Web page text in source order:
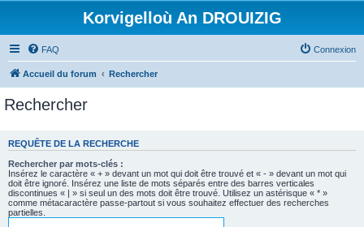
Korvigelloù An DROUIZIG
FAQ Connexion
Accueil du forum Rechercher
Rechercher
REQUÊTE DE LA RECHERCHE
Rechercher par mots-clés :
Insérez le caractère « + » devant un mot qui doit être trouvé et « - » devant un mot qui
doit être ignoré. Insérez une liste de mots séparés entre des barres verticales
discontinues « | » si seul un des mots doit être trouvé. Utilisez un astérisque « * »
comme métacaractère passe-partout si vous souhaitez effectuer des recherches
partielles.